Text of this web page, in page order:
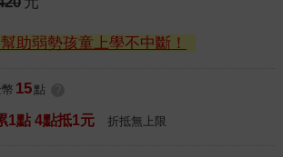
助弱勢孩童上學不中斷！
15 點
1點 4點抵1元 折抵無上限